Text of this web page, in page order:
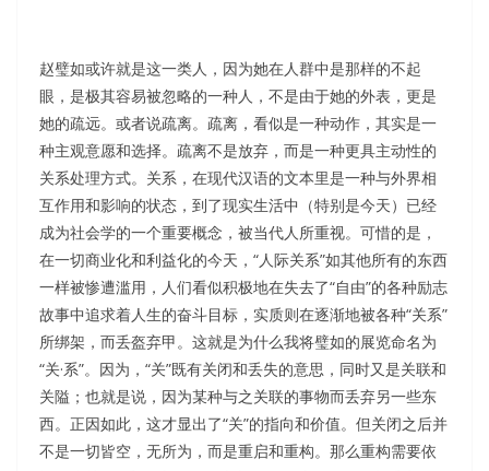
赵璧如或许就是这一类人，因为她在人群中是那样的不起
眼，是极其容易被忽略的一种人，不是由于她的外表，更是
她的疏远。或者说疏离。疏离，看似是一种动作，其实是一
种主观意愿和选择。疏离不是放弃，而是一种更具主动性的
关系处理方式。关系，在现代汉语的文本里是一种与外界相
互作用和影响的状态，到了现实生活中（特别是今天）已经
成为社会学的一个重要概念，被当代人所重视。可惜的是，
在一切商业化和利益化的今天，“人际关系”如其他所有的东西
一样被惨遭滥用，人们看似积极地在失去了“自由”的各种励志
故事中追求着人生的奋斗目标，实质则在逐渐地被各种“关系”
所绑架，而丢盔弃甲。这就是为什么我将璧如的展览命名为
“关·系”。因为，“关”既有关闭和丢失的意思，同时又是关联和
关隘；也就是说，因为某种与之关联的事物而丢弃另一些东
西。正因如此，这才显出了“关”的指向和价值。但关闭之后并
不是一切皆空，无所为，而是重启和重构。那么重构需要依